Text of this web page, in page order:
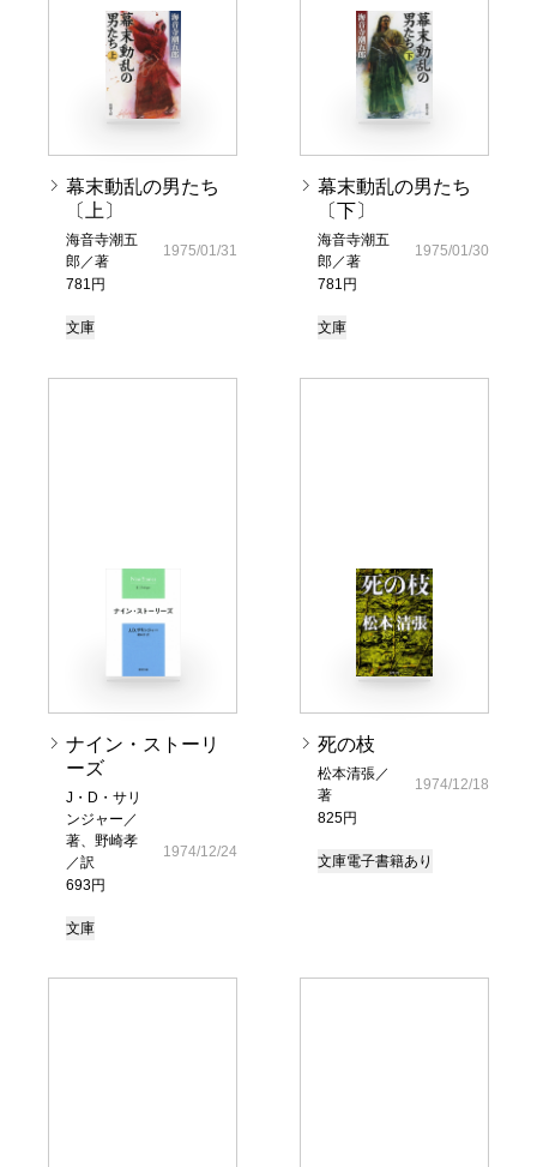
幕末動乱の男たち
〔上〕
海音寺潮五
郎／著
781円
1975/01/31
文庫
幕末動乱の男たち
〔下〕
海音寺潮五
郎／著
781円
1975/01/30
文庫
ナイン・ストーリ
ーズ
J・D・サリ
ンジャー／
著、野崎孝
／訳
693円
1974/12/24
文庫
死の枝
松本清張／
著
825円
1974/12/18
文庫電子書籍あり